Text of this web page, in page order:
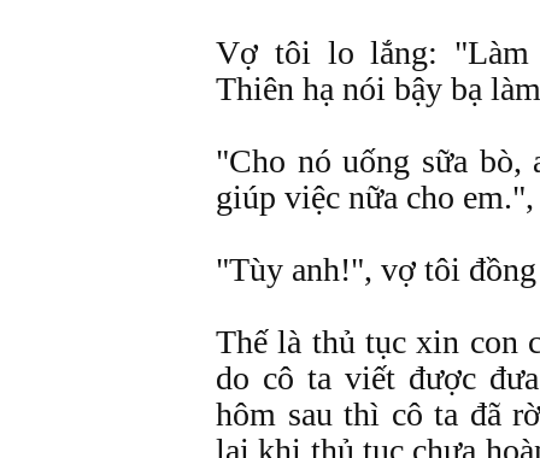
Vợ tôi lo lắng: "Làm
Thiên hạ nói bậy bạ
"Cho nó uống sữa bò,
giúp việc nữa cho
"Tùy anh!", vợ tôi
Thế là thủ tục xin con
do cô ta viết được
hôm sau thì cô ta đã
lại khi thủ tục chưa